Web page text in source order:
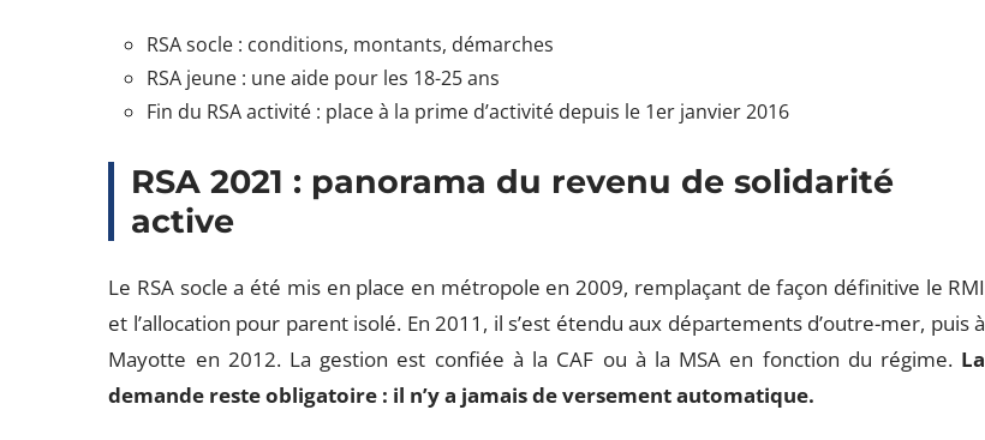
RSA socle : conditions, montants, démarches
RSA jeune : une aide pour les 18-25 ans
Fin du RSA activité : place à la prime d’activité depuis le 1er janvier 2016
RSA 2021 : panorama du revenu de solidarité
active
Le RSA socle a été mis en place en métropole en 2009, remplaçant de façon définitive le RMI
et l’allocation pour parent isolé. En 2011, il s’est étendu aux départements d’outre-mer, puis à
Mayotte en 2012. La gestion est confiée à la CAF ou à la MSA en fonction du régime. La
demande reste obligatoire : il n’y a jamais de versement automatique.